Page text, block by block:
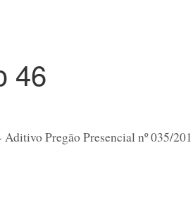
46
Pregão Presencial nº 035/